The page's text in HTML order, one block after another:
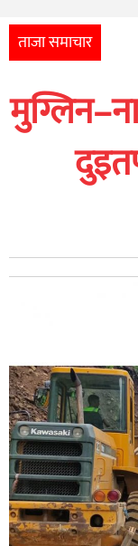
आर्थिक
नेपाली
युनिकोड
ताजा समाचार